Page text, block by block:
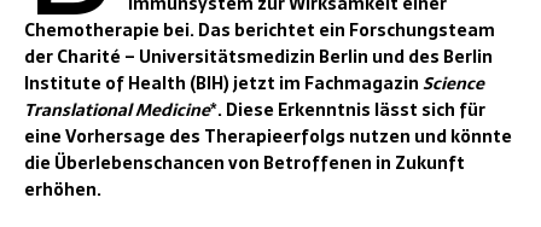
Chemotherapie bei. Das berichtet ein Forschungsteam
der Charité – Universitätsmedizin Berlin und des Berlin
Institute of Health (BIH) jetzt im FachmagazinScience
Translational Medicine*. Diese Erkenntnis lässt sich für
eine Vorhersage des Therapieerfolgs nutzen und könnte
die Überlebenschancen von Betroffenen in Zukunft
erhöhen.